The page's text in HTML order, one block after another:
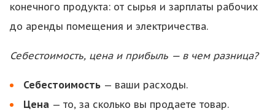
конечного продукта: от сырья и зарплаты рабочих
до аренды помещения и электричества.
Себестоимость, цена и прибыль — в чем разница?
Себестоимость — ваши расходы.
Цена — то, за сколько вы продаете товар.